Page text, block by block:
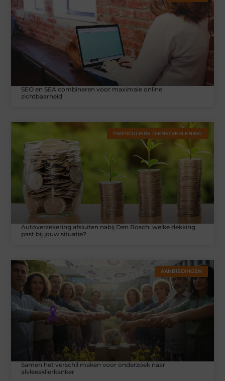
SEO en SEA combineren voor maximale online
zichtbaarheid
PARTICULIERE DIENSTVERLENING
Autoverzekering afsluiten nabij Den Bosch: welke dekking
past bij jouw situatie?
AANBIEDINGEN
Samen het verschil maken voor onderzoek naar
alvleesklierkanker